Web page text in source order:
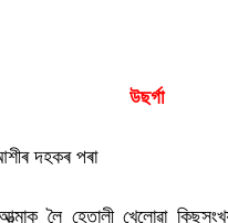
উছৰ্গা
দহকৰ পৰা
লৈ হেতালী খেলোৱা